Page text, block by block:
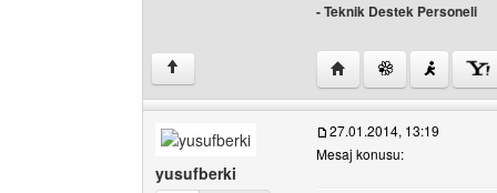
- Teknik Destek Personeli
↑ Yazarın web sitesini
yusufberki
27.01.2014, 13:19
Mesaj konusu: